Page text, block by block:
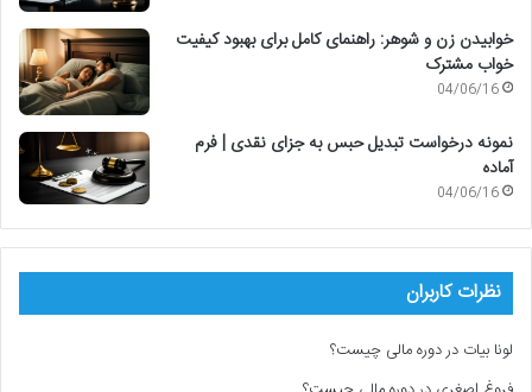
خوابیدن زن و شوهر: راهنمای کامل برای بهبود کیفیت
خواب مشترک
04/06/16
نمونه درخواست تبدیل حبس به جزای نقدی | فرم
آماده
04/06/16
نظرات کاربران
لونا بیات دردوره مالی چیست؟